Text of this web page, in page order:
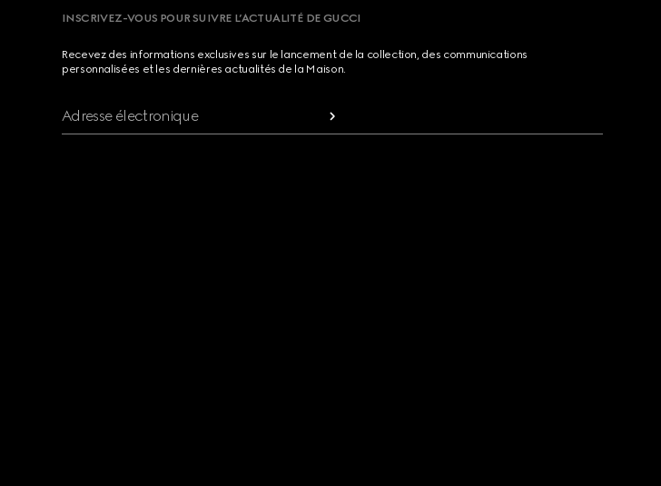
INSCRIVEZ-VOUS POUR SUIVRE L’ACTUALITÉ DE GUCCI
Recevez des informations exclusives sur le lancement de la collection, des communications
personnalisées et les dernières actualités de la Maison.
Adresse électronique